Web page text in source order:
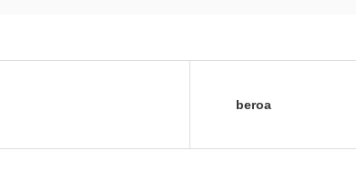
beroa